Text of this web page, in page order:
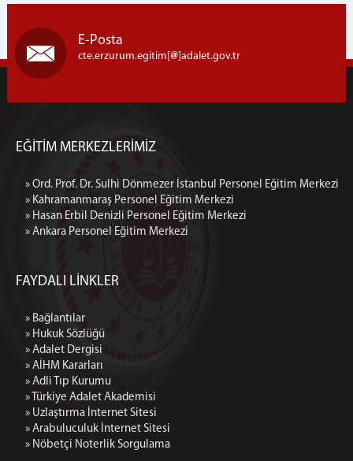
E-Posta
cte.erzurum.egitim[ ]adalet.gov.tr
EĞİTİM MERKEZLERİMİZ
» Ord. Prof. Dr. Sulhi Dönmezer İstanbul Personel Eğitim Merkezi
» Kahramanmaraş Personel Eğitim Merkezi
» Hasan Erbil Denizli Personel Eğitim Merkezi
» Ankara Personel Eğitim Merkezi
FAYDALI LİNKLER
» Bağlantılar
» Hukuk Sözlüğü
» Adalet Dergisi
» AİHM Kararları
» Adli Tıp Kurumu
» Türkiye Adalet Akademisi
» Uzlaştırma İnternet Sitesi
» Arabuluculuk İnternet Sitesi
» Nöbetçi Noterlik Sorgulama